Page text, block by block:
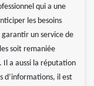
qui a une
les besoins
garantir un service de
soit remaniée
Il a aussi la réputation
d’informations, il est